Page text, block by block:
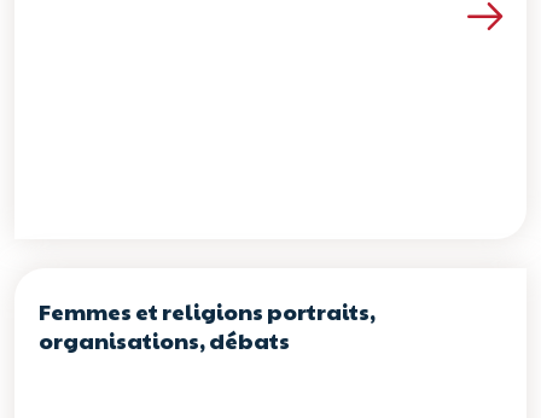
Voir les détails de la
Femmes et religions portraits,
organisations, débats